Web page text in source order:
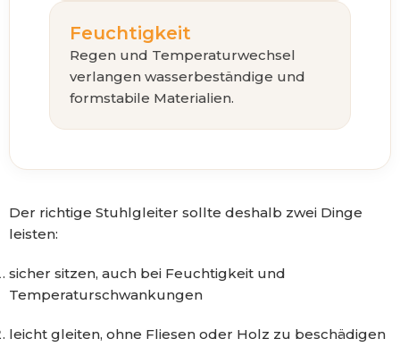
Feuchtigkeit
Regen und Temperaturwechsel
verlangen wasserbeständige und
formstabile Materialien.
Der richtige Stuhlgleiter sollte deshalb zwei Dinge
leisten:
sicher sitzen, auch bei Feuchtigkeit und
Temperaturschwankungen
leicht gleiten, ohne Fliesen oder Holz zu beschädigen